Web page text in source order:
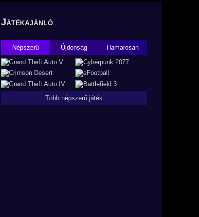
Játékajánló
Népszerű Újdonság Hamarosan
Több népszerű játék